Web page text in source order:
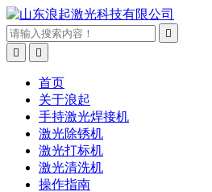



首页
关于浪起
手持激光焊接机
激光除锈机
激光打标机
激光清洗机
操作指南